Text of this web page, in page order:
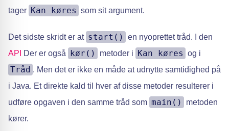
tager Kan køres som sit argument.
Det sidste skridt er at start()
en nyoprettet tråd. I den
API
Der er også kør() metoder i Kan køres og i
Tråd . Men det er ikke en måde at udnytte samtidighed på
i Java. Et direkte kald til hver af disse metoder resulterer i
udføre opgaven i den samme tråd som main()
metoden
kører.